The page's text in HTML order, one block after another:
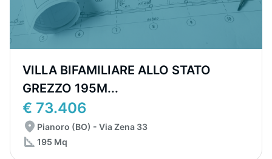
VILLA BIFAMILIARE ALLO STATO
GREZZO 195M...
€ 73.406
Pianoro (BO) - Via Zena 33
195 Mq